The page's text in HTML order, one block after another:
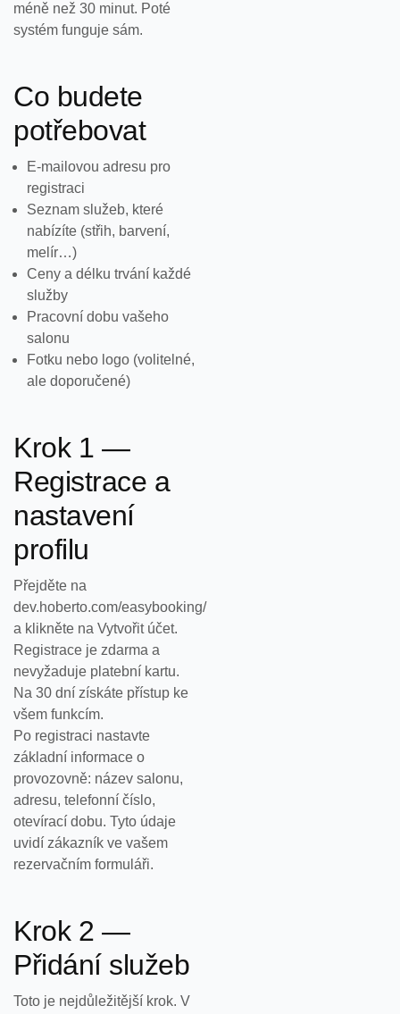
méně než 30 minut. Poté
systém funguje sám.
Co budete
potřebovat
E-mailovou adresu pro
registraci
Seznam služeb, které
nabízíte (střih, barvení,
melír…)
Ceny a délku trvání každé
služby
Pracovní dobu vašeho
salonu
Fotku nebo logo (volitelné,
ale doporučené)
Krok 1 —
Registrace a
nastavení
profilu
Přejděte na
dev.hoberto.com/easybooking/
a klikněte na Vytvořit účet.
Registrace je zdarma a
nevyžaduje platební kartu.
Na 30 dní získáte přístup ke
všem funkcím.
Po registraci nastavte
základní informace o
provozovně: název salonu,
adresu, telefonní číslo,
otevírací dobu. Tyto údaje
uvidí zákazník ve vašem
rezervačním formuláři.
Krok 2 —
Přidání služeb
Toto je nejdůležitější krok. V